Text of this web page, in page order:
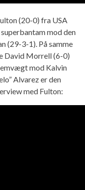
(20-0) fra USA
mod den
(29-3-1). På samme
David Morrell (6-0)
mod Kalvin
Alvarez er den
med Fulton: